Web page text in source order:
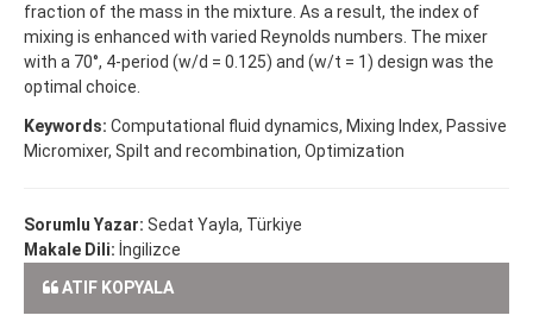
fraction of the mass in the mixture. As a result, the index of
mixing is enhanced with varied Reynolds numbers. The mixer
with a 70°, 4-period (w/d = 0.125) and (w/t = 1) design was the
optimal choice.
Keywords: Computational fluid dynamics, Mixing Index, Passive
Micromixer, Spilt and recombination, Optimization
Sorumlu Yazar: Sedat Yayla, Türkiye
Makale Dili: İngilizce
ATIF KOPYALA